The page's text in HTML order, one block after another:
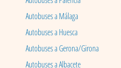
Autobuses a Málaga
Autobuses a Huesca
Autobuses a Gerona/Girona
Autobuses a Albacete